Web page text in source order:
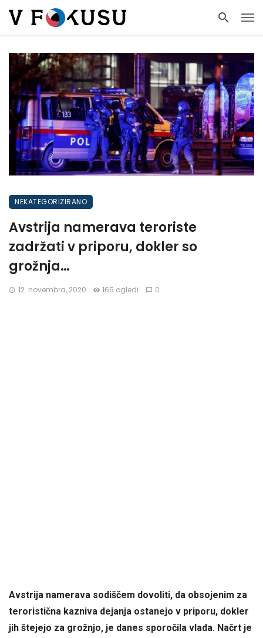
NEKATEGORIZIRANO
Avstrija namerava teroriste
zadržati v priporu, dokler so
grožnja…
12. novembra, 2020 165 ogledi 0
Avstrija namerava sodiščem dovoliti, da obsojenim za
teroristična kazniva dejanja ostanejo v priporu, dokler
jih štejejo za grožnjo, je danes sporočila vlada. Načrt je